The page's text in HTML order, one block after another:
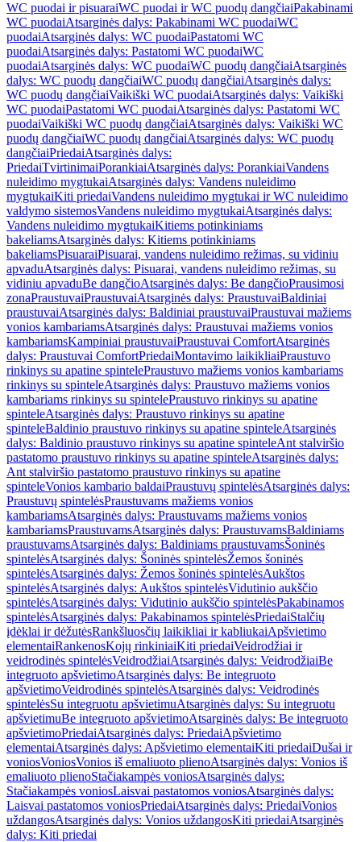
WC puodai ir pisuaraiWC puodai ir WC puodų dangčiaiPakabinami
WC puodaiAtsarginės dalys: Pakabinami WC puodaiWC
puodaiAtsarginės dalys: WC puodaiPastatomi WC
puodaiAtsarginės dalys: Pastatomi WC puodaiWC
puodaiAtsarginės dalys: WC puodaiWC puodų dangčiaiAtsarginės
dalys: WC puodų dangčiaiWC puodų dangčiaiAtsarginės dalys:
WC puodų dangčiaiVaikiški WC puodaiAtsarginės dalys: Vaikiški
WC puodaiPastatomi WC puodaiAtsarginės dalys: Pastatomi WC
puodaiVaikiški WC puodų dangčiaiAtsarginės dalys: Vaikiški WC
puodų dangčiaiWC puodų dangčiaiAtsarginės dalys: WC puodų
dangčiaiPriedaiAtsarginės dalys:
PriedaiTvirtinimaiPorankiaiAtsarginės dalys: PorankiaiVandens
nuleidimo mygtukaiAtsarginės dalys: Vandens nuleidimo
mygtukaiKiti priedaiVandens nuleidimo mygtukai ir WC nuleidimo
valdymo sistemosVandens nuleidimo mygtukaiAtsarginės dalys:
Vandens nuleidimo mygtukaiKitiems potinkiniams
bakeliamsAtsarginės dalys: Kitiems potinkiniams
bakeliamsPisuaraiPisuarai, vandens nuleidimo režimas, su vidiniu
apvaduAtsarginės dalys: Pisuarai, vandens nuleidimo režimas, su
vidiniu apvaduBe dangčioAtsarginės dalys: Be dangčioPrausimosi
zonaPraustuvaiPraustuvaiAtsarginės dalys: PraustuvaiBaldiniai
praustuvaiAtsarginės dalys: Baldiniai praustuvaiPraustuvai mažiems
vonios kambariamsAtsarginės dalys: Praustuvai mažiems vonios
kambariamsKampiniai praustuvaiPraustuvai ComfortAtsarginės
dalys: Praustuvai ComfortPriedaiMontavimo laikikliaiPraustuvo
rinkinys su apatine spintelePraustuvo mažiems vonios kambariams
rinkinys su spinteleAtsarginės dalys: Praustuvo mažiems vonios
kambariams rinkinys su spintelePraustuvo rinkinys su apatine
spinteleAtsarginės dalys: Praustuvo rinkinys su apatine
spinteleBaldinio praustuvo rinkinys su apatine spinteleAtsarginės
dalys: Baldinio praustuvo rinkinys su apatine spinteleAnt stalviršio
pastatomo praustuvo rinkinys su apatine spinteleAtsarginės dalys:
Ant stalviršio pastatomo praustuvo rinkinys su apatine
spinteleVonios kambario baldaiPraustuvų spintelėsAtsarginės dalys:
Praustuvų spintelėsPraustuvams mažiems vonios
kambariamsAtsarginės dalys: Praustuvams mažiems vonios
kambariamsPraustuvamsAtsarginės dalys: PraustuvamsBaldiniams
praustuvamsAtsarginės dalys: Baldiniams praustuvamsŠoninės
spintelėsAtsarginės dalys: Šoninės spintelėsŽemos šoninės
spintelėsAtsarginės dalys: Žemos šoninės spintelėsAukštos
spintelėsAtsarginės dalys: Aukštos spintelėsVidutinio aukščio
spintelėsAtsarginės dalys: Vidutinio aukščio spintelėsPakabinamos
spintelėsAtsarginės dalys: Pakabinamos spintelėsPriedaiStalčių
įdėklai ir dėžutėsRankšluosčių laikikliai ir kabliukaiApšvietimo
elementaiRankenosKojų rinkiniaiKiti priedaiVeidrodžiai ir
veidrodinės spintelėsVeidrodžiaiAtsarginės dalys: VeidrodžiaiBe
integruoto apšvietimoAtsarginės dalys: Be integruoto
apšvietimoVeidrodinės spintelėsAtsarginės dalys: Veidrodinės
spintelėsSu integruotu apšvietimuAtsarginės dalys: Su integruotu
apšvietimuBe integruoto apšvietimoAtsarginės dalys: Be integruoto
apšvietimoPriedaiAtsarginės dalys: PriedaiApšvietimo
elementaiAtsarginės dalys: Apšvietimo elementaiKiti priedaiDušai ir
voniosVoniosVonios iš emaliuoto plienoAtsarginės dalys: Vonios iš
emaliuoto plienoStačiakampės voniosAtsarginės dalys:
Stačiakampės voniosLaisvai pastatomos voniosAtsarginės dalys:
Laisvai pastatomos voniosPriedaiAtsarginės dalys: PriedaiVonios
uždangosAtsarginės dalys: Vonios uždangosKiti priedaiAtsarginės
dalys: Kiti priedai